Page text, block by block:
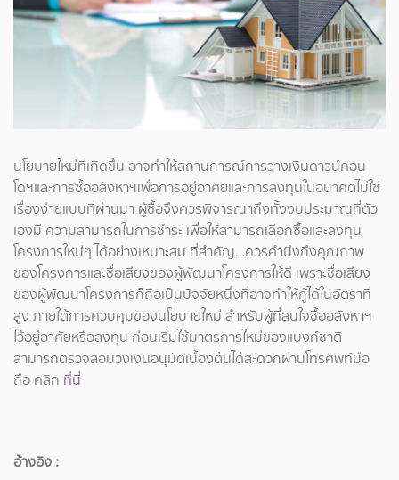
นโยบายใหม่ที่เกิดขึ้น อาจทำให้สถานการณ์การวางเงินดาวน์คอน
โดฯและการซื้ออสังหาฯเพื่อการอยู่อาศัยและการลงทุนในอนาคตไม่ใช่
เรื่องง่ายแบบที่ผ่านมา ผู้ซื้อจึงควรพิจารณาถึงทั้งงบประมาณที่ตัว
เองมี ความสามารถในการชำระ เพื่อให้สามารถเลือกซื้อและลงทุน
โครงการใหม่ๆ ได้อย่างเหมาะสม ที่สำคัญ…ควรคำนึงถึงคุณภาพ
ของโครงการและชื่อเสียงของผู้พัฒนาโครงการให้ดี เพราะชื่อเสียง
ของผู้พัฒนาโครงการก็ถือเป็นปัจจัยหนึ่งที่อาจทำให้กู้ได้ในอัตราที่
สูง ภายใต้การควบคุมของนโยบายใหม่ สำหรับผู้ที่สนใจซื้ออสังหาฯ
ไว้อยู่อาศัยหรือลงทุน ก่อนเริ่มใช้มาตรการใหม่ของแบงก์ชาติ
สามารถตรวจสอบวงเงินอนุมัติเบื้องต้นได้สะดวกผ่านโทรศัพท์มือ
ถือ คลิก ที่นี่
อ้างอิง :